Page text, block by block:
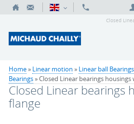
Closed
Home» Linear motion » Linear ball Bearings
Bearings» Closed Linear bearings housings
Closed Linear bearings
flange